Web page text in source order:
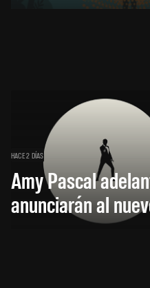
HACE 2 DÍAS
Amy Pascal
anunciarán al